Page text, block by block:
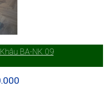
BA-NK 09